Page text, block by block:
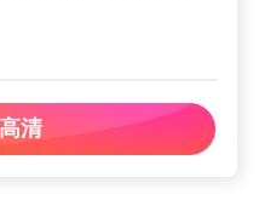
清